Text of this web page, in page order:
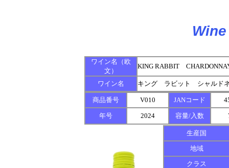
ワイン名（欧
文）
KING RABBIT
ワイン名 キング ラビット シャルド
商品番号 V010 JANコード
年号 2024 容量/入数
生産国
地域
クラス